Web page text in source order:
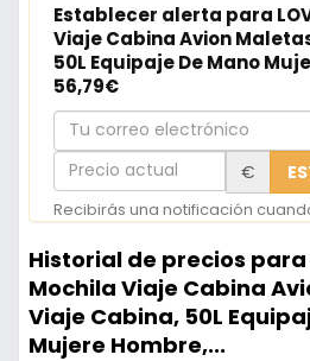
Establecer alerta para
Viaje Cabina Avion
50L Equipaje De Mano
56,79€
Tu
correo
electrónico
Precio
actual
€
Recibirás una notificación
Historial de precios para
Mochila Viaje Cabina
Viaje Cabina, 50L
Mujere Hombre,...